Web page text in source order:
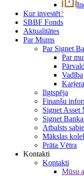
Kur investēt?
SBBF Fonds
Aktualitātes
Par Mums
Par Signet
Par
Vadība
Karjera
Ilgtspēja
Finanšu
Signet Asset
Signet
Atbalsts
Mākslas
Prāta Vētra
Kontakti
Kontakti
Mūsu